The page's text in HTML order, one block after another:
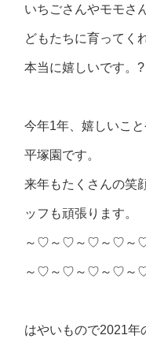
いちごさんやモモさ
どもたちに育ってく
本当に嬉しいです。?
今年1年、嬉しいこ
平塚園です。
来年もたくさんの笑
ッフも頑張ります。
～♡～♡～♡～♡
～♡～♡～♡～♡～
はやいもので2021年